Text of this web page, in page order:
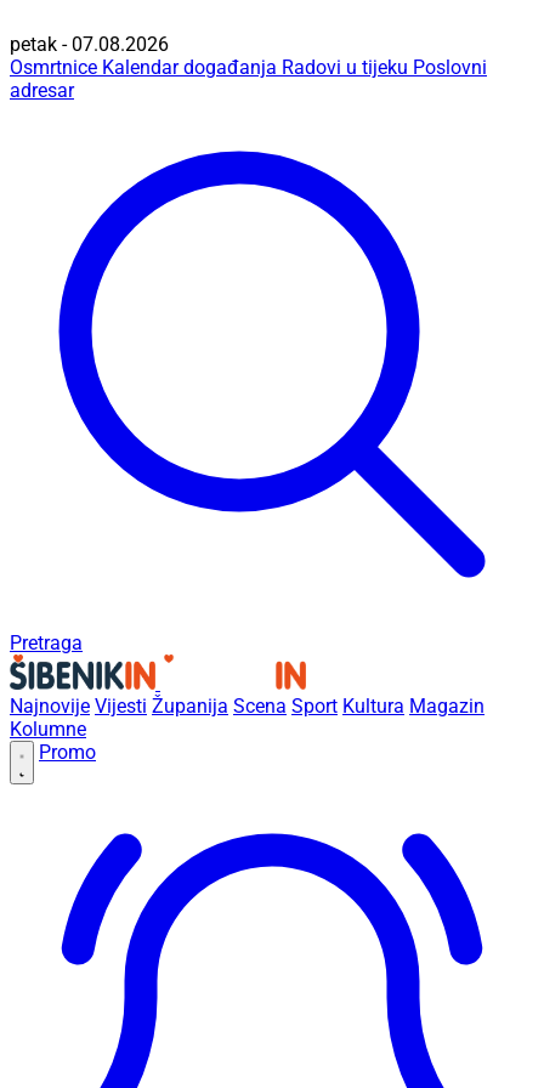
petak - 07.08.2026
Osmrtnice Kalendar događanja Radovi u tijeku Poslovni
adresar
Pretraga
Najnovije Vijesti Županija Scena Sport Kultura Magazin
Kolumne
Promo